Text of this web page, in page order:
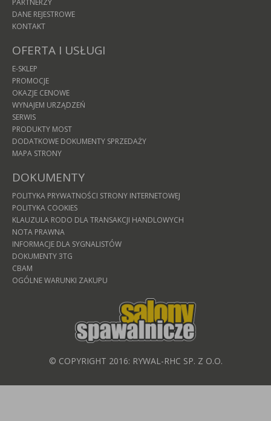
PARTNERZY
DANE REJESTROWE
KONTAKT
OFERTA I USŁUGI
E-SKLEP
PROMOCJE
OKAZJE CENOWE
WYNAJEM URZĄDZEŃ
SERWIS
PRODUKTY MOST
DODATKOWE DOKUMENTY SPRZEDAŻY
MAPA STRONY
DOKUMENTY
POLITYKA PRYWATNOŚCI STRONY INTERNETOWEJ
POLITYKA COOKIES
KLAUZULA RODO DLA TRANSAKCJI HANDLOWYCH
NOTA PRAWNA
INFORMACJE DLA SYGNALISTÓW
DOKUMENTY 3TG
CBAM
OGÓLNE WARUNKI ZAKUPU
© COPYRIGHT 2016: RYWAL-RHC SP. Z O.O.